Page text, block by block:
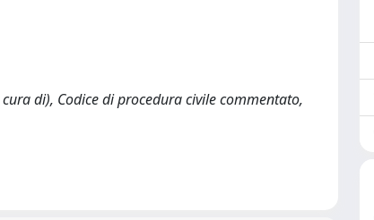
di), Codice di procedura civile commentato,